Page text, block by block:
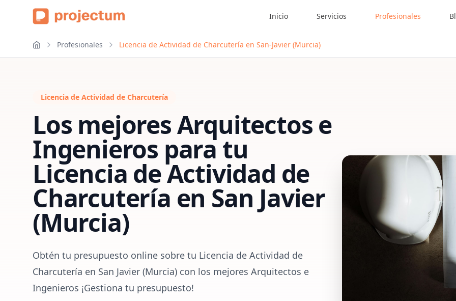
Inicio Servicios Profesionales
Profesionales Licencia de Actividad de Charcutería en San-Javier (Murcia)
Licencia de Actividad de Charcutería
Los mejores Arquitectos e
Ingenieros para tu
Licencia de Actividad de
Charcutería en San Javier
(Murcia)
Obtén tu presupuesto online sobre tu Licencia de Actividad de
Charcutería en San Javier (Murcia) con los mejores Arquitectos e
Ingenieros ¡Gestiona tu presupuesto!